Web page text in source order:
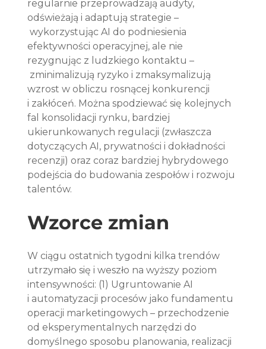
regularnie przeprowadzają audyty,
odświeżają i adaptują strategie –
wykorzystując AI do podniesienia
efektywności operacyjnej, ale nie
rezygnując z ludzkiego kontaktu –
zminimalizują ryzyko i zmaksymalizują
wzrost w obliczu rosnącej konkurencji
i zakłóceń. Można spodziewać się kolejnych
fal konsolidacji rynku, bardziej
ukierunkowanych regulacji (zwłaszcza
dotyczących AI, prywatności i dokładności
recenzji) oraz coraz bardziej hybrydowego
podejścia do budowania zespołów i rozwoju
talentów.
Wzorce zmian
W ciągu ostatnich tygodni kilka trendów
utrzymało się i weszło na wyższy poziom
intensywności: (1) Ugruntowanie AI
i automatyzacji procesów jako fundamentu
operacji marketingowych – przechodzenie
od eksperymentalnych narzędzi do
domyślnego sposobu planowania, realizacji